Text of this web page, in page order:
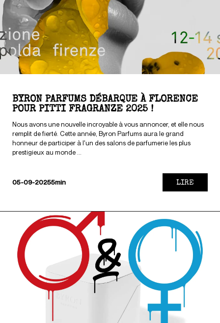
BYRON PARFUMS DÉBARQUE À FLORENCE
POUR PITTI FRAGRANZE 2025 !
Nous avons une nouvelle incroyable à vous annoncer, et elle nous
remplit de fierté. Cette année, Byron Parfums aura le grand
honneur de participer à l'un des salons de parfumerie les plus
prestigieux au monde ...
05-09-20255min LIRE